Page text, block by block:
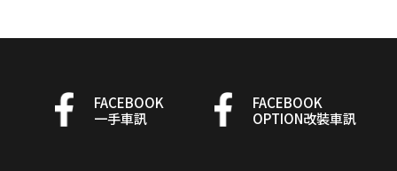
FACEBOOK
一手車訊
FACEBOOK
OPTION改裝車訊